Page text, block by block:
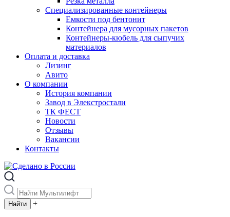
Специализированные контейнеры
Емкости под бентонит
Контейнера для мусорных пакетов
Контейнеры-кюбель для сыпучих
материалов
Оплата и доставка
Лизинг
Авито
О компании
История компании
Завод в Элекстростали
ТК ФЕСТ
Новости
Отзывы
Вакансии
Контакты
+